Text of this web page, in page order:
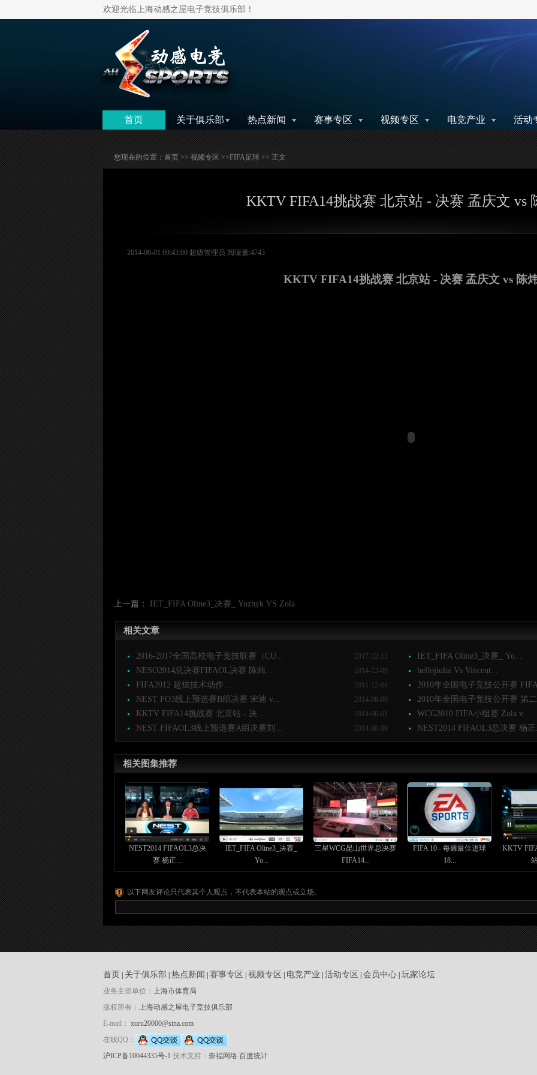
欢迎光临上海动感之屋电子竞技俱乐部！
首页 关于俱乐部 热点新闻 赛事专区 视频专区 电竞产业 活动
您现在的位置： 首页 >> 视频专区 >>FIFA足球 >> 正文
KKTV FIFA14挑战赛 北京站 - 决赛 孟庆文 vs
2014-06-01 09:43:00 超级管理员 阅读量:4743
KKTV FIFA14挑战赛 北京站 - 决赛 孟庆文 vs 陈
上一篇： IET_FIFA Oline3_决赛_ Yozhyk VS Zola
相关文章
2017-12-13
2016-2017全国高校电子竞技联赛（CU... IET_FIFA Oline3_决赛_ Yo...
2014-12-09
NESO2014总决赛FIFAOL决赛 陈炜... hellojiulai Vs Vincent...
2011-12-04
FIFA2012 超炫技术动作... 2010年全国电子竞技公开赛
2014-08-09
NEST FO3线上预选赛B组决赛 宋迪 v... 2010年全国电子竞技公开赛 第
2014-06-01
KKTV FIFA14挑战赛 北京站 - 决... WCG2010 FIFA小组赛 Zola v...
2014-08-09
NEST FIFAOL3线上预选赛A组决赛刘... NEST2014 FIFAOL3总决赛 杨
相关图集推荐
NEST2014 FIFAOL3总决
赛 杨正...
IET_FIFA Oline3_决赛_
Yo...
三星WCG昆山世界总决赛
FIFA14...
FIFA 10 - 每週最佳进球
18...
KKTV
以下网友评论只代表其个人观点，不代表本站的观点或立场。
首页 关于俱乐部 热点新闻 赛事专区 视频专区 电竞产业 活动专区 会员中心 玩家论坛
业务主管单位： 上海市体育局
版权所有： 上海动感之屋电子竞技俱乐部
E-mail： xuru20000@sina.com
在线QQ：
沪ICP备10044335号-1 技术支持： 奈福网络 百度统计